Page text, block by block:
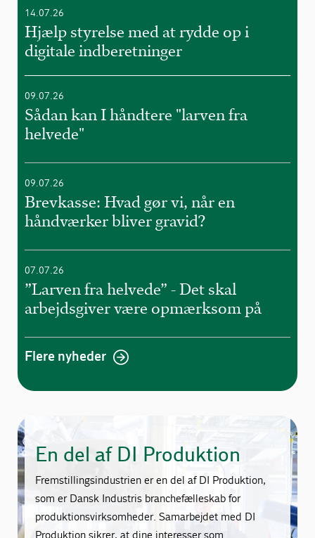
14.07.26
Hjælp styrelse med at rydde op i
digitale indberetninger
09.07.26
Sådan kan I håndtere "larven fra
helvede"
09.07.26
Brevkasse: Hvad gør vi, når en
håndværker bliver gravid?
07.07.26
”Larven fra helvede” - Det skal
arbejdsgiver være opmærksom på
Flere nyheder
En del af DI Produktion
Fremstillingsindustrien er en del af DI Produktion,
som er Dansk Industris branchefælleskab for
produktionsvirksomheder. Samarbejdet med DI
Produktion sikrer, at dine interesser som